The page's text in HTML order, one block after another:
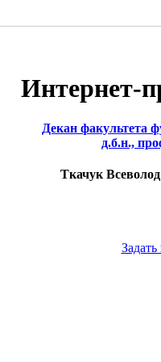
Интернет-
Декан факультета
д.б.н.,
Ткачук